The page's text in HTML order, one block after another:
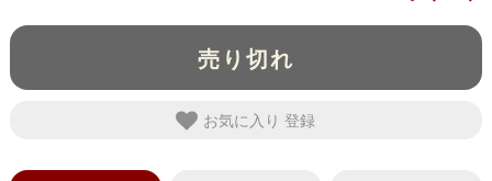
売り切れ
お気に入り